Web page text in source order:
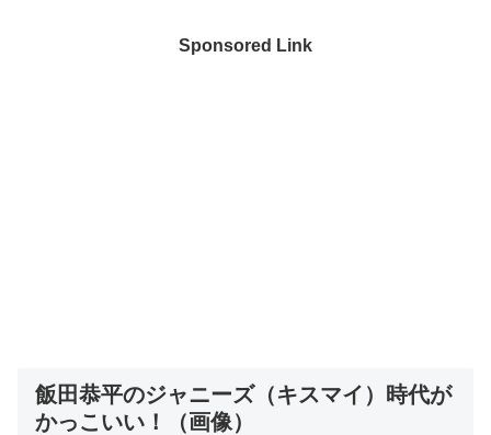
Sponsored Link
飯田恭平のジャニーズ（キスマイ）時代が
かっこいい！（画像）